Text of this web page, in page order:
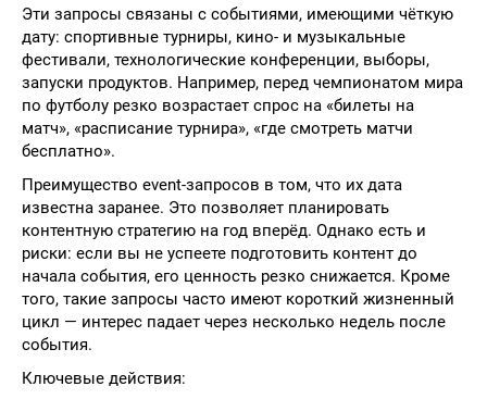
Эти запросы связаны с событиями, имеющими чёткую
дату: спортивные турниры, кино- и музыкальные
фестивали, технологические конференции, выборы,
запуски продуктов. Например, перед чемпионатом мира
по футболу резко возрастает спрос на «билеты на
матч», «расписание турнира», «где смотреть матчи
бесплатно».
Преимущество event-запросов в том, что их дата
известна заранее. Это позволяет планировать
контентную стратегию на год вперёд. Однако есть и
риски: если вы не успеете подготовить контент до
начала события, его ценность резко снижается. Кроме
того, такие запросы часто имеют короткий жизненный
цикл — интерес падает через несколько недель после
события.
Ключевые действия: